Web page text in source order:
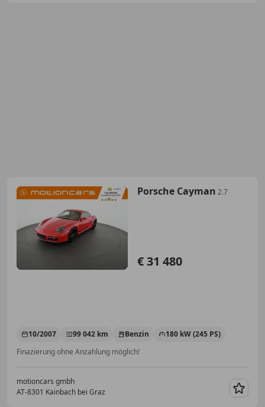
Porsche Cayman 2.7
€ 31 480
10/2007 99 042 km Benzin
180 kW (245 PS)
Finazierung ohne Anzahlung möglich!
motioncars gmbh
AT-8301 Kainbach bei Graz